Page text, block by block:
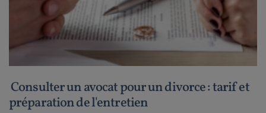
Consulter un avocat pour un divorce : tarif et
préparation de l'entretien